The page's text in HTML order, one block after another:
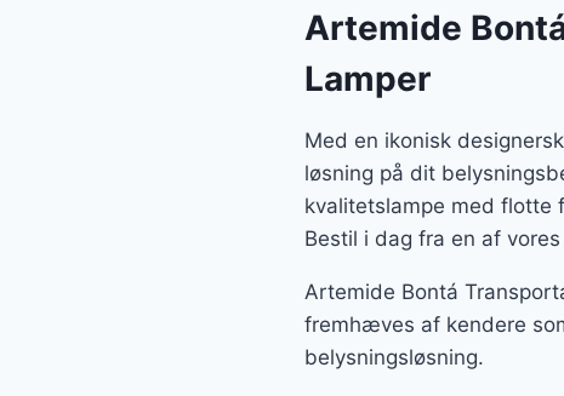
4.795
Artemide
Lamper
Med en ikonisk
løsning på dit
kvalitetslampe med flotte
Bestil i dag fra en af
Artemide Bontá
fremhæves af kendere
belysningsløsning.